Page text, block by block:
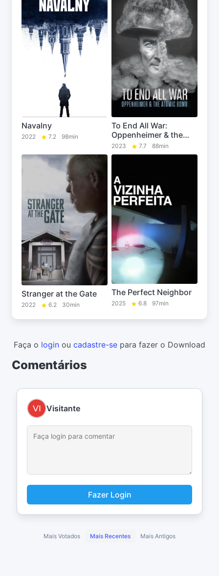
Navalny
2022 7.2 98min
To End All War:
Oppenheimer & the
Atomic Bomb
2023 7.7 88min
Stranger at the Gate
2022 6.2 30min
The Perfect Neighbor
2025 6.8 97min
Faça o login ou cadastre-se para fazer o Download
Comentários
Visitante
Fazer Login
Mais Votados Mais Recentes Mais Antigos